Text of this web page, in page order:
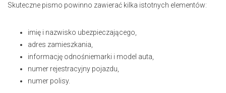
Skuteczne pismo powinno zawierać kilka istotnych elementów:
imię i nazwisko ubezpieczającego,
adres zamieszkania,
informację odnośniemarki i model auta,
numer rejestracyjny pojazdu,
numer polisy.